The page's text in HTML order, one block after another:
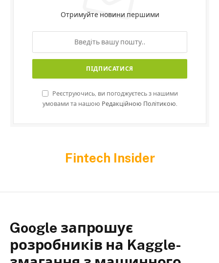
Отримуйте новини першими
Реєструючись, ви погоджуєтесь з нашими
умовами та нашою Редакційною Політикою.
Fintech Insider
Google запрошує
розробників на Kaggle-